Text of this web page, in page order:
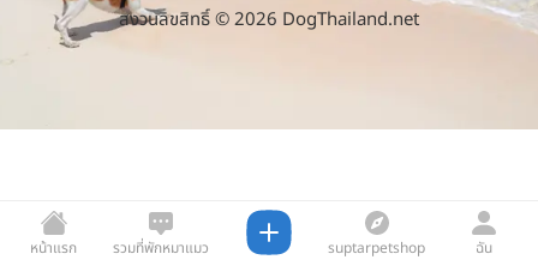
หน้าแรก
รวมที่พักหมาแมว
suptarpetshop ฉัน
สงวนลิขสิทธิ์ © 2026 DogThailand.net